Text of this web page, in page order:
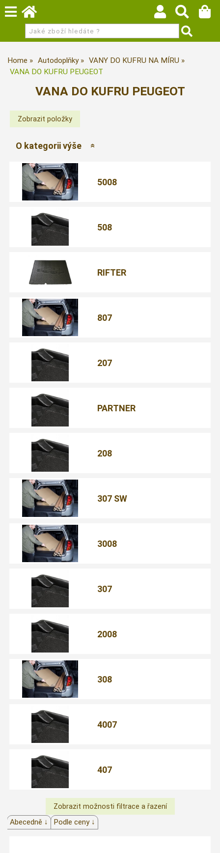
Home Autodoplňky
VANY DO KUFRU NA MÍRU
VANA DO KUFRU PEUGEOT
VANA DO KUFRU PEUGEOT
O kategorii výše
5008
508
RIFTER
807
207
PARTNER
208
307 SW
3008
307
2008
308
4007
407
Abecedně ↓ Podle ceny ↓